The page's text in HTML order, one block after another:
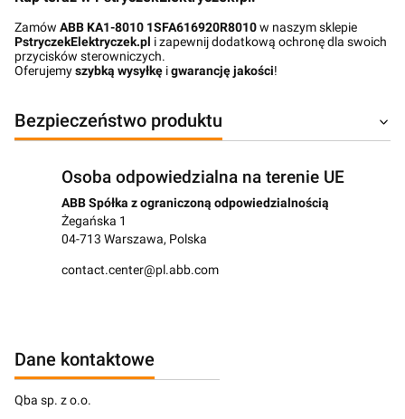
Zamów ABB KA1-8010 1SFA616920R8010w naszym sklepie
PstryczekElektryczek.pl i zapewnij dodatkową ochronę dla swoich
przycisków sterowniczych.
Oferujemyszybką wysyłkę igwarancję jakości!
Bezpieczeństwo produktu
Osoba odpowiedzialna na terenie UE
ABB Spółka z ograniczoną odpowiedzialnością
Żegańska 1
04-713 Warszawa, Polska
contact.center@pl.abb.com
Dane kontaktowe
Qba sp. z o.o.